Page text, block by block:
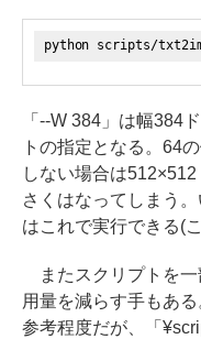
python scripts/
「--W 384」は幅384
トの指定となる。64
しない場合は
さくはなってしまう
はこれで実行できる(
またスクリプトを一
用量を減らす手もあ
参考程度だが、「